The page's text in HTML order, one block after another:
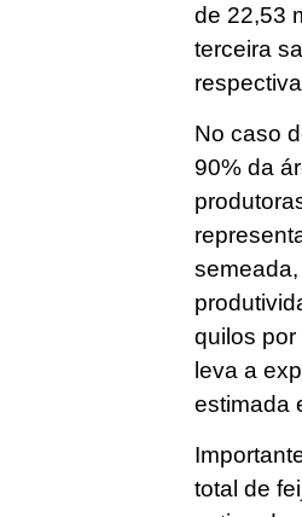
de 22,53
terceira
No caso
90% da
quilos
leva a
estimada
total de